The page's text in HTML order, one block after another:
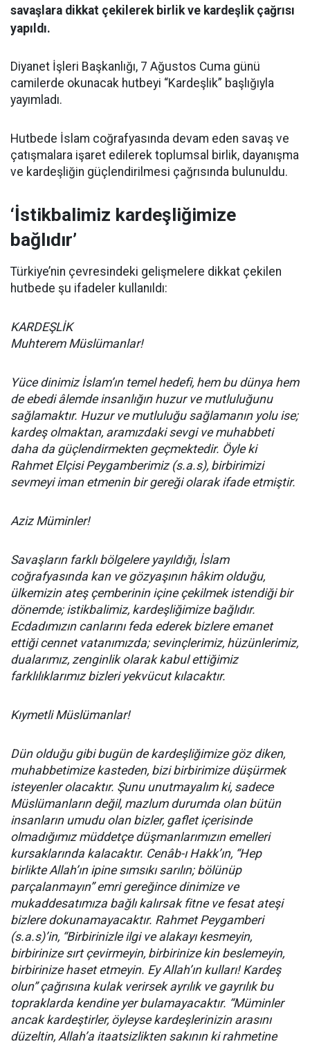
savaşlara dikkat çekilerek birlik ve kardeşlik çağrısı
yapıldı.
Diyanet İşleri Başkanlığı, 7 Ağustos Cuma günü
camilerde okunacak hutbeyi “Kardeşlik” başlığıyla
yayımladı.
Hutbede İslam coğrafyasında devam eden savaş ve
çatışmalara işaret edilerek toplumsal birlik, dayanışma
ve kardeşliğin güçlendirilmesi çağrısında bulunuldu.
‘İstikbalimiz kardeşliğimize
bağlıdır’
Türkiye’nin çevresindeki gelişmelere dikkat çekilen
hutbede şu ifadeler kullanıldı:
KARDEŞLİK
Muhterem Müslümanlar!
Yüce dinimiz İslam’ın temel hedefi, hem bu dünya hem
de ebedi âlemde insanlığın huzur ve mutluluğunu
sağlamaktır. Huzur ve mutluluğu sağlamanın yolu ise;
kardeş olmaktan, aramızdaki sevgi ve muhabbeti
daha da güçlendirmekten geçmektedir. Öyle ki
Rahmet Elçisi Peygamberimiz (s.a.s), birbirimizi
sevmeyi iman etmenin bir gereği olarak ifade etmiştir.
Aziz Müminler!
Savaşların farklı bölgelere yayıldığı, İslam
coğrafyasında kan ve gözyaşının hâkim olduğu,
ülkemizin ateş çemberinin içine çekilmek istendiği bir
dönemde; istikbalimiz, kardeşliğimize bağlıdır.
Ecdadımızın canlarını feda ederek bizlere emanet
ettiği cennet vatanımızda; sevinçlerimiz, hüzünlerimiz,
dualarımız, zenginlik olarak kabul ettiğimiz
farklılıklarımız bizleri yekvücut kılacaktır.
Kıymetli Müslümanlar!
Dün olduğu gibi bugün de kardeşliğimize göz diken,
muhabbetimize kasteden, bizi birbirimize düşürmek
isteyenler olacaktır. Şunu unutmayalım ki, sadece
Müslümanların değil, mazlum durumda olan bütün
insanların umudu olan bizler, gaflet içerisinde
olmadığımız müddetçe düşmanlarımızın emelleri
kursaklarında kalacaktır. Cenâb-ı Hakk’ın, “Hep
birlikte Allah’ın ipine sımsıkı sarılın; bölünüp
parçalanmayın” emri gereğince dinimize ve
mukaddesatımıza bağlı kalırsak fitne ve fesat ateşi
bizlere dokunamayacaktır. Rahmet Peygamberi
(s.a.s)’in, “Birbirinizle ilgi ve alakayı kesmeyin,
birbirinize sırt çevirmeyin, birbirinize kin beslemeyin,
birbirinize haset etmeyin. Ey Allah’ın kulları! Kardeş
olun” çağrısına kulak verirsek ayrılık ve gayrılık bu
topraklarda kendine yer bulamayacaktır. “Müminler
ancak kardeştirler, öyleyse kardeşlerinizin arasını
düzeltin, Allah’a itaatsizlikten sakının ki rahmetine